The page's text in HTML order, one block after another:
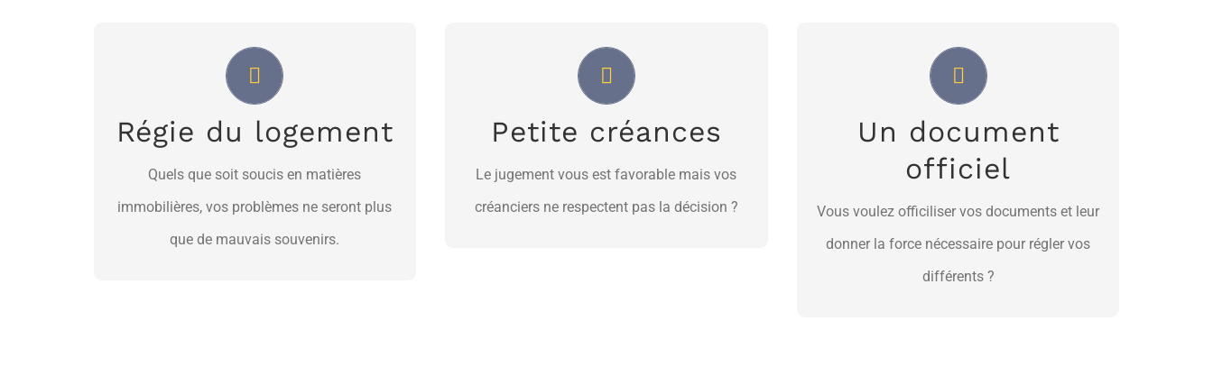
Régie du logement
Quels que soit soucis en matières
immobilières, vos problèmes ne seront plus
que de mauvais souvenirs.
Une ensemble de solution
Faites appel à nous , vous serrez ravis
NOUS JOINDRE
Petite créances
Le jugement vous est favorable mais vos
créanciers ne respectent pas la décision ?
Un pas vers un recouvrement
Nos professionnels sont prêts à vous aider
Un document
officiel
Vous voulez officiliser vos documents et leur
donner la force nécessaire pour régler vos
différents ?
Une bonne pratique
Nous possedons aussi cette expertise